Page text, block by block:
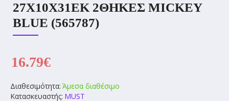
27Χ10Χ31ΕΚ 2ΘΗΚΕΣ MICKEY
BLUE (565787)
Διαθεσιμότητα: Άμεσα διαθέσιμο
Κατασκευαστής: MUST
16.79€